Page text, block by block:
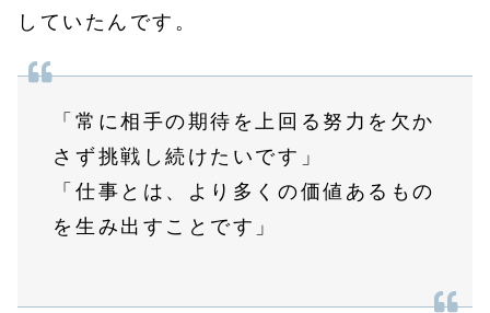
していたんです。
「常に相手の期待を上回る努力を欠か
さず挑戦し続けたいです」
「仕事とは、より多くの価値あるもの
を生み出すことです」